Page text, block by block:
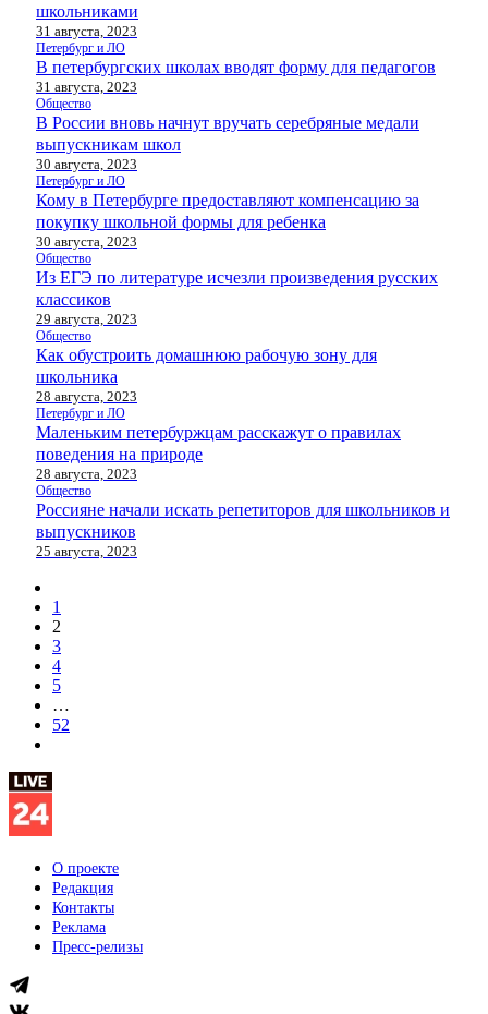
школьниками
31 августа, 2023
Петербург и ЛО
В петербургских школах вводят форму для педагогов
31 августа, 2023
Общество
В России вновь начнут вручать серебряные медали
выпускникам школ
30 августа, 2023
Петербург и ЛО
Кому в Петербурге предоставляют компенсацию за
покупку школьной формы для ребенка
30 августа, 2023
Общество
Из ЕГЭ по литературе исчезли произведения русских
классиков
29 августа, 2023
Общество
Как обустроить домашнюю рабочую зону для
школьника
28 августа, 2023
Петербург и ЛО
Маленьким петербуржцам расскажут о правилах
поведения на природе
28 августа, 2023
Общество
Россияне начали искать репетиторов для школьников и
выпускников
25 августа, 2023
1
2
3
4
5
…
52
О проекте
Редакция
Контакты
Реклама
Пресс-релизы